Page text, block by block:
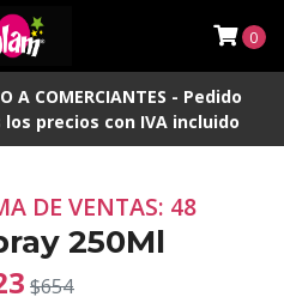
A COMERCIANTES - Pedido
precios con IVA incluido
0
DE VENTAS: 48
250Ml
$654